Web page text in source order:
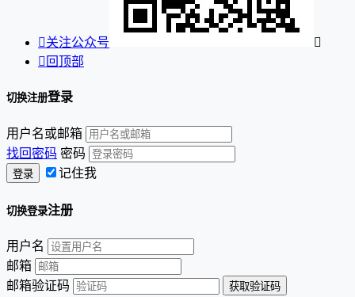
关注公众号

 回顶部
切换注册登录
用户名或邮箱
找回密码 密码
记住我
切换登录注册
用户名
邮箱
邮箱验证码